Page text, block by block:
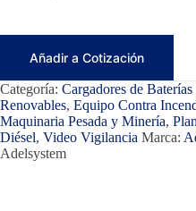
Añadir a Cotización
Categoría: Cargadores de Baterías
Renovables, Equipo Contra
Maquinaria Pesada y Minería,
Diésel, Video Vigilancia Marca:
Adelsystem